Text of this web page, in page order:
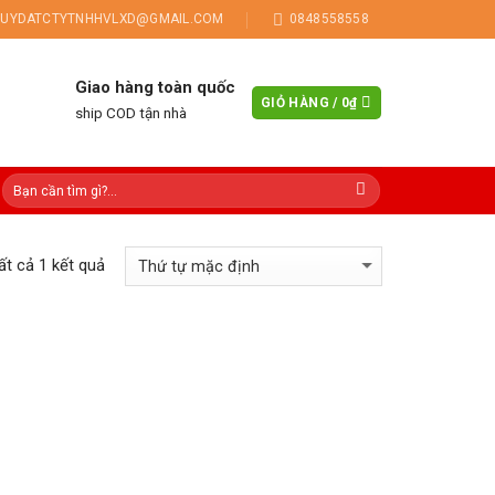
0848558558
Giao hàng toàn quốc
ship COD tận nhà
GIỎ HÀNG / 0₫
cả 1 kết quả